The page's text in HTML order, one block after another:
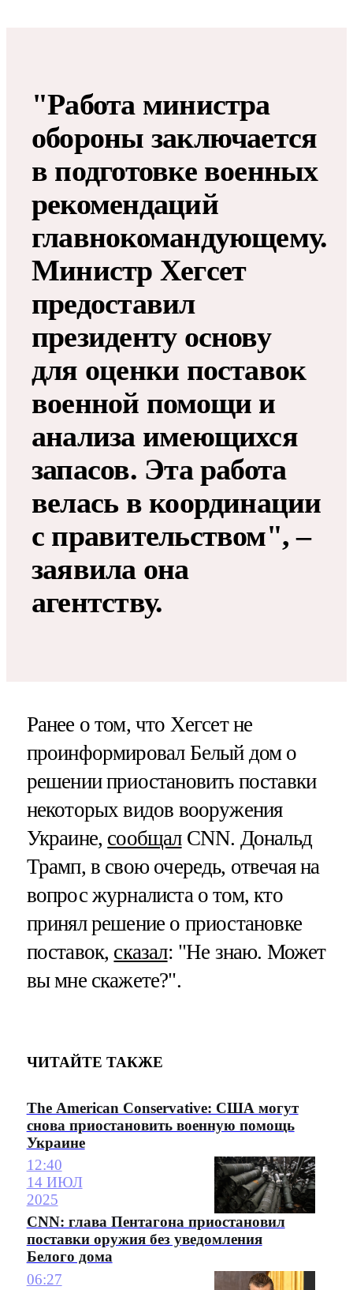
"Работа министра
обороны заключается
в подготовке военных
рекомендаций
главнокомандующему.
Министр Хегсет
предоставил
президенту основу
для оценки поставок
военной помощи и
анализа имеющихся
запасов. Эта работа
велась в координации
с правительством", –
заявила она
агентству.
Ранее о том, что Хегсет не
проинформировал Белый дом о
решении приостановить поставки
некоторых видов вооружения
Украине, сообщалCNN. Дональд
Трамп, в свою очередь, отвечая на
вопрос журналиста о том, кто
принял решение о приостановке
поставок, сказал: "Не знаю. Может
вы мне скажете?".
ЧИТАЙТЕ ТАКЖЕ
The American Conservative: США могут
снова приостановить военную помощь
Украине
12:40
14 ИЮЛ
2025
CNN: глава Пентагона приостановил
поставки оружия без уведомления
Белого дома
06:27